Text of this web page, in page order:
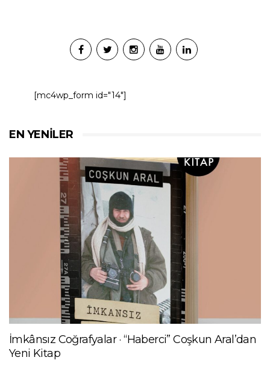
[mc4wp_form id="14"]
EN YENILER
İmkânsız Coğrafyalar · “Haberci” Coşkun Aral’dan
Yeni Kitap